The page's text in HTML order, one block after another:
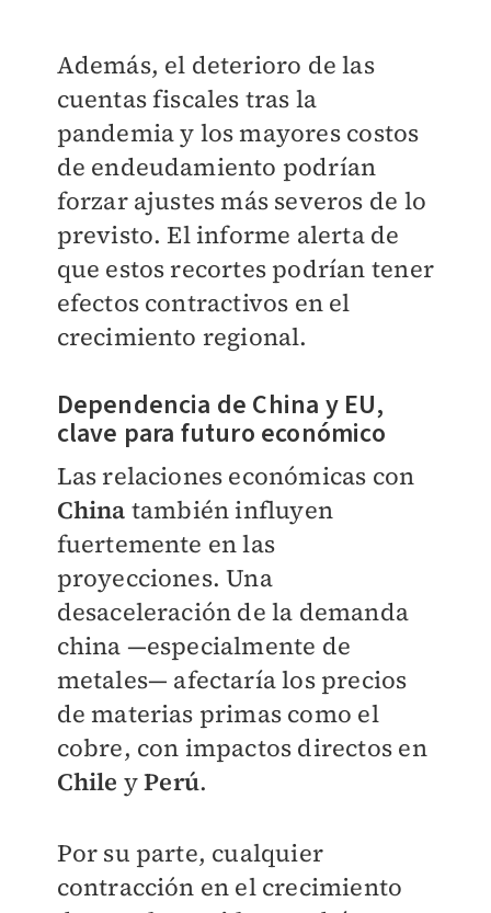
Además, el deterioro de las
cuentas fiscales tras la
pandemia y los mayores costos
de endeudamiento podrían
forzar ajustes más severos de lo
previsto. El informe alerta de
que estos recortes podrían tener
efectos contractivos en el
crecimiento regional.
Dependencia de China y EU,
clave para futuro económico
Las relaciones económicas con
China también influyen
fuertemente en las
proyecciones. Una
desaceleración de la demanda
china —especialmente de
metales— afectaría los precios
de materias primas como el
cobre, con impactos directos en
Chile yPerú.
Por su parte, cualquier
contracción en el crecimiento